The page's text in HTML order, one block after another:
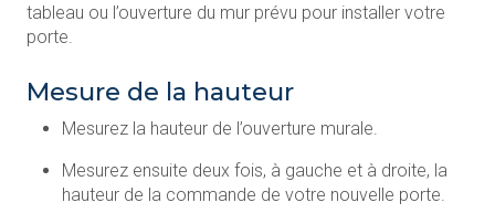
tableau ou l’ouverture du mur prévu pour installer votre
porte.
Mesure de la hauteur
Mesurez la hauteur de l’ouverture murale.
Mesurez ensuite deux fois, à gauche et à droite, la
hauteur de la commande de votre nouvelle porte.